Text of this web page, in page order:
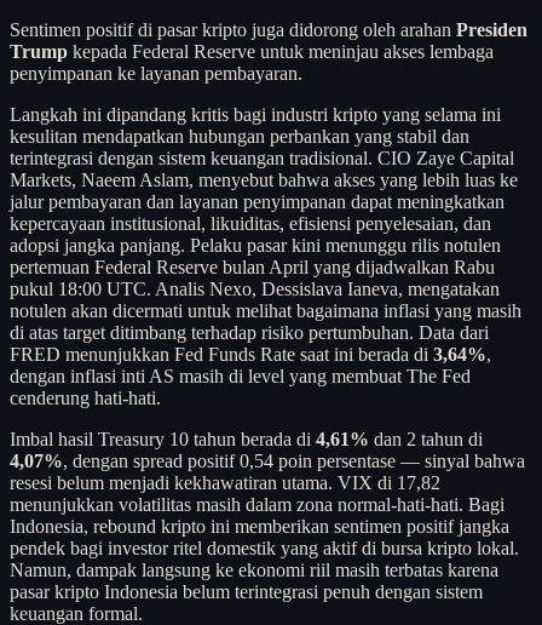
Sentimen positif di pasar kripto juga didorong oleh arahan Presiden
Trump kepada Federal Reserve untuk meninjau akses lembaga
penyimpanan ke layanan pembayaran.
Langkah ini dipandang kritis bagi industri kripto yang selama ini
kesulitan mendapatkan hubungan perbankan yang stabil dan
terintegrasi dengan sistem keuangan tradisional. CIO Zaye Capital
Markets, Naeem Aslam, menyebut bahwa akses yang lebih luas ke
jalur pembayaran dan layanan penyimpanan dapat meningkatkan
kepercayaan institusional, likuiditas, efisiensi penyelesaian, dan
adopsi jangka panjang. Pelaku pasar kini menunggu rilis notulen
pertemuan Federal Reserve bulan April yang dijadwalkan Rabu
pukul 18:00 UTC. Analis Nexo, Dessislava Ianeva, mengatakan
notulen akan dicermati untuk melihat bagaimana inflasi yang masih
di atas target ditimbang terhadap risiko pertumbuhan. Data dari
FRED menunjukkan Fed Funds Rate saat ini berada di 3,64%,
dengan inflasi inti AS masih di level yang membuat The Fed
cenderung hati-hati.
Imbal hasil Treasury 10 tahun berada di 4,61% dan 2 tahun di
4,07%, dengan spread positif 0,54 poin persentase — sinyal bahwa
resesi belum menjadi kekhawatiran utama. VIX di 17,82
menunjukkan volatilitas masih dalam zona normal-hati-hati. Bagi
Indonesia, rebound kripto ini memberikan sentimen positif jangka
pendek bagi investor ritel domestik yang aktif di bursa kripto lokal.
Namun, dampak langsung ke ekonomi riil masih terbatas karena
pasar kripto Indonesia belum terintegrasi penuh dengan sistem
keuangan formal.